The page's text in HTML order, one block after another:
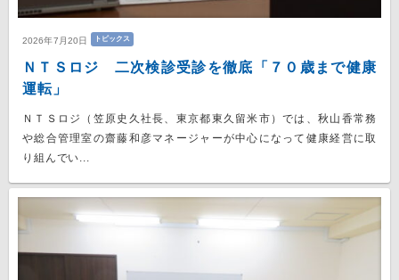
2026年7月20日 トピックス
ＮＴＳロジ 二次検診受診を徹底「７０歳まで健康
運転」
ＮＴＳロジ（笠原史久社長、東京都東久留米市）では、秋山香常務
や総合管理室の齋藤和彦マネージャーが中心になって健康経営に取
り組んでい...